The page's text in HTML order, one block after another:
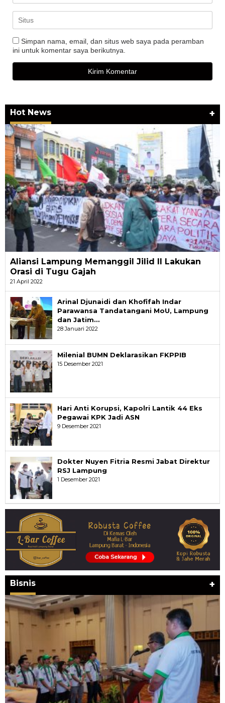
Simpan nama, email, dan situs web saya pada peramban
ini untuk komentar saya berikutnya.
Hot News +
Aliansi Lampung Memanggil Jilid II Lakukan
Orasi di Tugu Gajah
21 April 2022
Arinal Djunaidi dan Khofifah Indar
Parawansa Tandatangani MoU, Lampung
dan Jatim…
28 Januari 2022
Milenial BUMN Deklarasikan FKPPIB
15 Desember 2021
Hari Anti Korupsi, Kapolri Lantik 44 Eks
Pegawai KPK Jadi ASN
9 Desember 2021
Dokter Nuyen Fitria Resmi Jabat Direktur
RSJ Lampung
1 Desember 2021
Bisnis +